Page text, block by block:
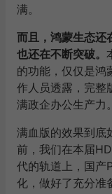
满。
而且，鸿蒙生态还
也还在不断突破。
的功能，仅仅是鸿
作人员透露，完整
满政企办公生产力。
满血版的效果到底
前，我们在本届
代的轨道上，国产
化，做好了充分准